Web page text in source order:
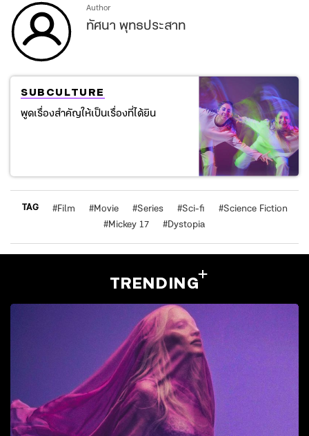
Author
ทัศนา พุทธประสาท
SUBCULTURE
พูดเรื่องสำคัญให้เป็นเรื่องที่ได้ยิน
TAG #Film #Movie #Series #Sci-fi #Science Fiction
#Mickey 17 #Dystopia
TRENDING